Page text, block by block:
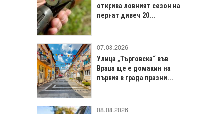
открива ловният сезон на
пернат дивеч 20...
07.08.2026
Улица „Търговска“ във
Враца щe е домакин на
първия в града празни...
08.08.2026